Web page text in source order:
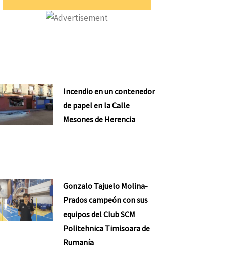
Incendio en un contenedor
de papel en la Calle
Mesones de Herencia
Gonzalo Tajuelo Molina-
Prados campeón con sus
equipos del Club SCM
Politehnica Timisoara de
Rumanía